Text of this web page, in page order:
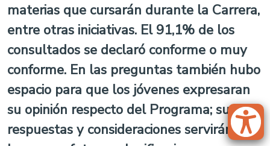
materias que cursarán durante la Carrera,
entre otras iniciativas. El 91,1% de los
consultados se declaró conforme o muy
conforme. En las preguntas también hubo
espacio para que los jóvenes expresaran
su opinión respecto del Programa; sus
respuestas y consideraciones servirán de